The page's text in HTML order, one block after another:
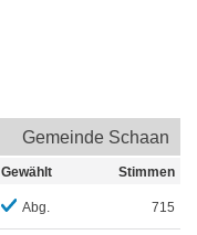
Gemeinde Schaan
Gewählt Stimmen
Abg. 715